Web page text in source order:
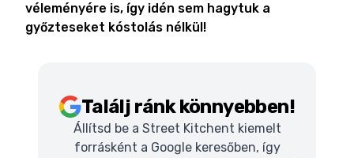
véleményére is, így idén sem hagytuk a
győzteseket kóstolás nélkül!
Találj ránk könnyebben!
Állítsd be a Street Kitchent kiemelt
forrásként a Google keresőben, így